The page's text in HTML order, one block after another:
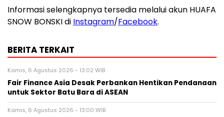
Informasi selengkapnya tersedia melalui akun HUAFA
SNOW BONSKI di Instagram/Facebook.
BERITA TERKAIT
Kamis, 6 Agustus 2026 - 13:02 WIB
Fair Finance Asia Desak Perbankan Hentikan Pendanaan
untuk Sektor Batu Bara di ASEAN
Kamis, 6 Agustus 2026 - 13:00 WIB